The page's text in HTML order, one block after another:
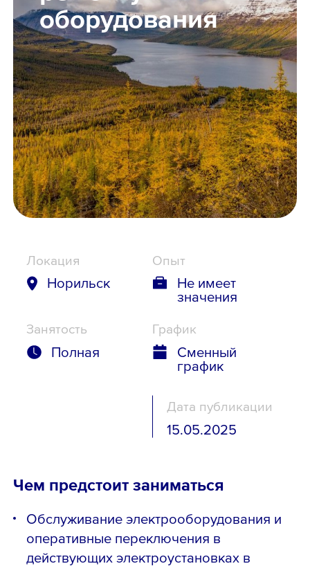
Студентам
Школьникам
Локации
8 800 700-19-43
оборудования
Локация
Норильск
Опыт
Не имеет
значения
Занятость
Полная
График
Сменный
график
Дата публикации
15.05.2025
Чем предстоит заниматься
Обслуживание электрооборудования и
оперативные переключения в
действующих электроустановках в